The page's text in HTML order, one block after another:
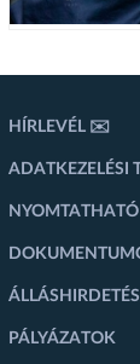
HÍRLEVÉL ✉️
ADATKEZELÉSI
ÁLLÁSHIRDETÉS
PÁLYÁZATOK